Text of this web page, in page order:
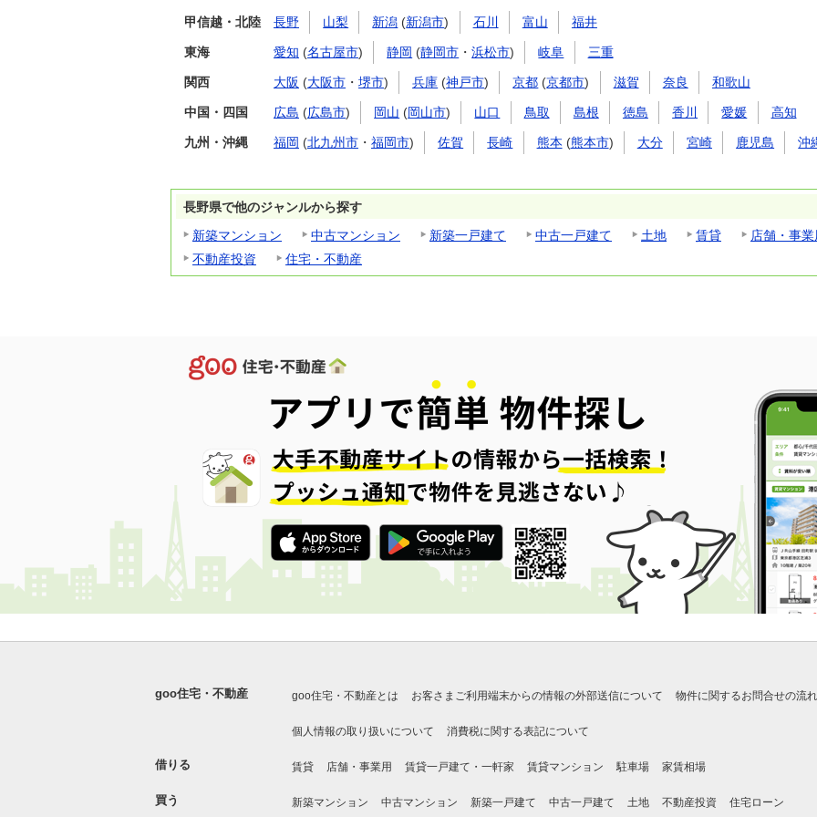
甲信越・北陸 長野 山梨 新潟 (新潟市) 石川 富山 福井
東海 愛知 (名古屋市) 静岡 (静岡市 ・浜松市) 岐阜 三重
関西 大阪 (大阪市 ・ 堺市) 兵庫 (神戸市) 京都 (京都市) 滋賀 奈良 和歌山
中国・四国 広島 (広島市) 岡山 (岡山市) 山口 鳥取 島根 徳島 香川 愛媛 高知
九州・沖縄 福岡 (北九州市 ・ 福岡市) 佐賀 長崎 熊本 (熊本市) 大分 宮崎 鹿児島 沖
長野県で他のジャンルから探す
新築マンション
中古マンション 新築一戸建て 中古一戸建て 土地 賃貸
店舗・事業
不動産投資
住宅・不動産
goo住宅・不動産 goo住宅・不動産とは お客さまご利用端末からの情報の外部送信について 物件に関するお問合せの流れ
個人情報の取り扱いについて 消費税に関する表記について
借りる 賃貸 店舗・事業用 賃貸一戸建て・一軒家 賃貸マンション 駐車場 家賃相場
買う 新築マンション 中古マンション 新築一戸建て 中古一戸建て 土地 不動産投資 住宅ローン